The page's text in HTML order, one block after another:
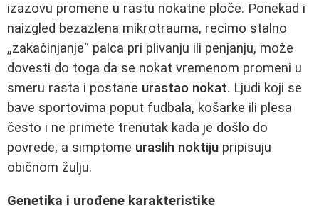
izazovu promene u rastu nokatne ploče. Ponekad i
naizgled bezazlena mikrotrauma, recimo stalno
„zakačinjanje“ palca pri plivanju ili penjanju, može
dovesti do toga da se nokat vremenom promeni u
smeru rasta i postane urastao nokat. Ljudi koji se
bave sportovima poput fudbala, košarke ili plesa
često i ne primete trenutak kada je došlo do
povrede, a simptome uraslih noktiju pripisuju
običnom žulju.
Genetika i urođene karakteristike